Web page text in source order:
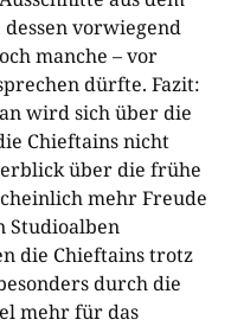
vorwiegend
manche – vor
dürfte. Fazit:
wird sich über die
Chieftains nicht
über die frühe
mehr Freude
Studioalben
die Chieftains trotz
durch die
mehr für das